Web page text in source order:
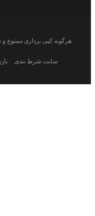
هرگونه کپی برداری ممنوع و تمامی
سایت شرط بندی بازی